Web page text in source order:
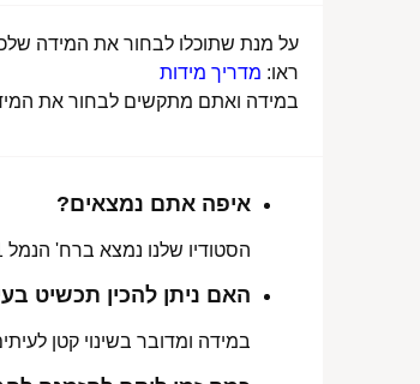
על מנת שתוכלו לבחור את המידה
ראו: מדריך מידות
במידה ואתם מתקשים לבחור את
איפה אתם נמצאים?
הסטודיו שלנו נמצא ברח' הנמל 61 ראשון לציון מכאן ניתן לאסוף הזמנות, לתקן או להחליף מידה.
האם ניתן להכין תכשיט
במידה ומדובר בשינוי קטן